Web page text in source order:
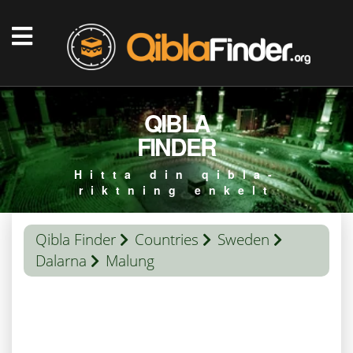
QIBLA
FINDER
Hitta din qibla-
riktning enkelt
Qibla Finder Countries
Sweden
Dalarna
Malung